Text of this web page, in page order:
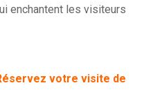
enchantent les visiteurs
votre visite de